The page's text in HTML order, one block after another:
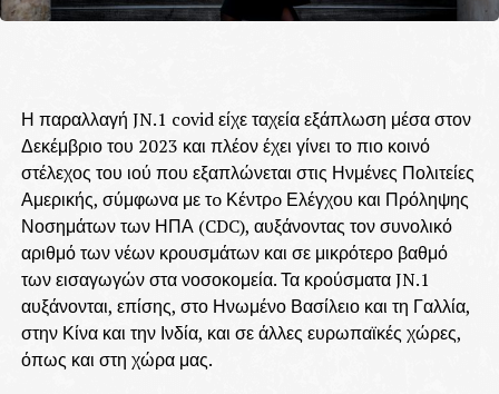
Η παραλλαγή JN.1 covid είχε ταχεία εξάπλωση μέσα στον
Δεκέμβριο του 2023 και πλέον έχει γίνει το πιο κοινό
στέλεχος του ιού που εξαπλώνεται στις Ηνμένες Πολιτείες
Αμερικής, σύμφωνα με τo Κέντρo Ελέγχου και Πρόληψης
Νοσημάτων των ΗΠΑ (CDC), αυξάνοντας τον συνολικό
αριθμό των νέων κρουσμάτων και σε μικρότερο βαθμό
των εισαγωγών στα νοσοκομεία. Τα κρούσματα JN.1
αυξάνονται, επίσης, στο Ηνωμένο Βασίλειο και τη Γαλλία,
στην Κίνα και την Ινδία, και σε άλλες ευρωπαϊκές χώρες,
όπως και στη χώρα μας.